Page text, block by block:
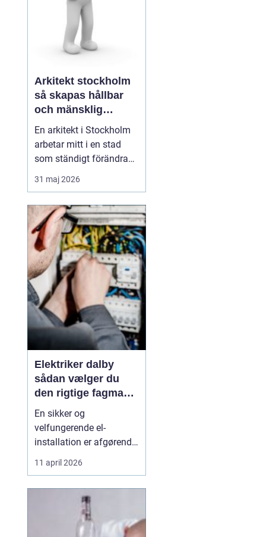
Arkitekt stockholm
så skapas hållbar
och mänsklig
arkitektur i
huvudstaden
En arkitekt i Stockholm
arbetar mitt i en stad
som ständigt förändras.
Nya bostadsområden
växer fram, äldre hus får
miljöer formas om för
att möta dagens behov.
Samtidigt ska historia,
hållbarhet och
vardagsliv rymmas inom
sam...
31 maj 2026
Elektriker dalby
sådan vælger du
den rigtige fagmand
til dine el-opgaver
En sikker og
velfungerende el-
installation er afgørende
i både hjem, virksomhed
og institution. Når der
installationer, udskiftes
gamle kabler eller
fejlsøges på en ustabil
11 april 2026